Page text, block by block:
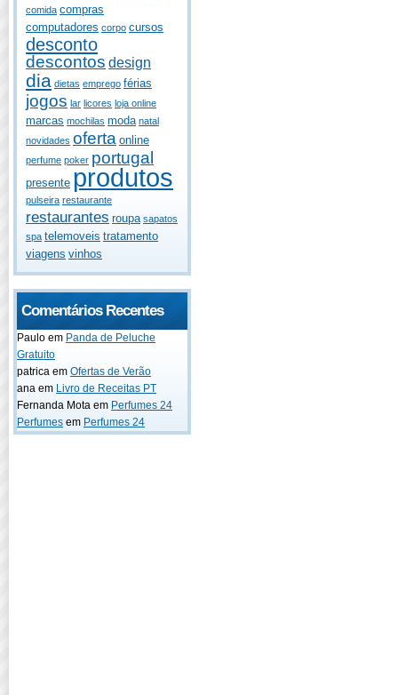
comida compras
computadores corpo cursos
desconto
descontos design
dia dietas emprego férias
jogos lar licores loja online
marcas mochilas moda natal
novidades oferta online
perfume poker portugal
presente produtos
pulseira restaurante
restaurantes roupa sapatos
spa telemoveis tratamento
viagens vinhos
Comentários Recentes
Paulo em Panda de Peluche
Gratuito
patrica em Ofertas de Verão
ana em Livro de Receitas PT
Fernanda Mota em Perfumes 24
Perfumes em Perfumes 24